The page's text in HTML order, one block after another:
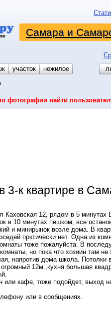
Самара и
участок нежилое
фотографии найти
3-к квартире в
Каховская 12, рядом в 5 минутах
в 10 минутах пешком, все
и минирынок возле дома. В
прктически нет. Одна из
тоже пожалуйста. В
но пока что хозяин там не
напротив дома школа. Потолки
12м.,кухня большая
или кафе, тоже подойдет, выход
или в сообщениях.